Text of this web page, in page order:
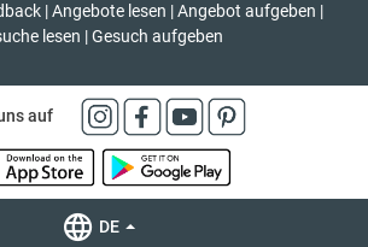
| Angebote lesen | Angebot aufgeben |
lesen | Gesuch aufgeben
auf
DE